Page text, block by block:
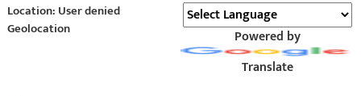
Location: User denied
Geolocation
Powered by
Translate